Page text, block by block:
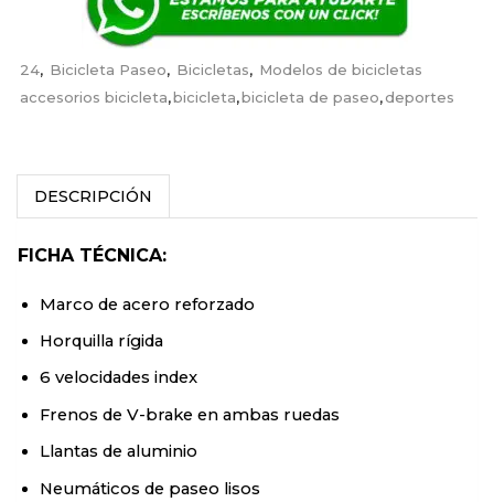
24, Bicicleta Paseo, Bicicletas, Modelos de bicicletas
accesorios bicicleta,bicicleta,bicicleta de paseo,deportes
DESCRIPCIÓN
FICHA TÉCNICA:
Marco de acero reforzado
Horquilla rígida
6 velocidades index
Frenos de V-brake en ambas ruedas
Llantas de aluminio
Neumáticos de paseo lisos